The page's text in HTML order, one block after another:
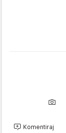
Komentiraj